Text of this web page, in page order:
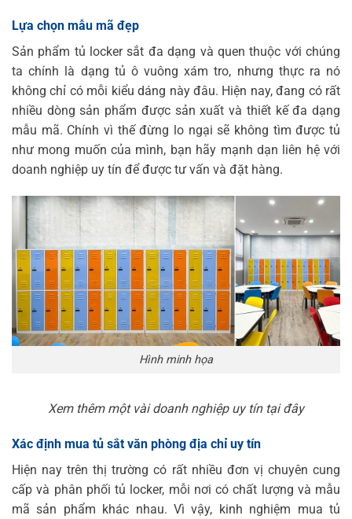
Lựa chọn mẫu mã đẹp
Sản phẩm tủ locker sắt đa dạng và quen thuộc với chúng
ta chính là dạng tủ ô vuông xám tro, nhưng thực ra nó
không chỉ có mỗi kiểu dáng này đâu. Hiện nay, đang có rất
nhiều dòng sản phẩm được sản xuất và thiết kế đa dạng
mẫu mã. Chính vì thế đừng lo ngại sẽ không tìm được tủ
như mong muốn của mình, bạn hãy mạnh dạn liên hệ với
doanh nghiệp uy tín để được tư vấn và đặt hàng.
Hình minh họa
Xem thêm một vài doanh nghiệp uy tín tại đây
Xác định mua tủ sắt văn phòng địa chỉ uy tín
Hiện nay trên thị trường có rất nhiều đơn vị chuyên cung
cấp và phân phối tủ locker, mỗi nơi có chất lượng và mẫu
mã sản phẩm khác nhau. Vì vậy, kinh nghiệm mua tủ